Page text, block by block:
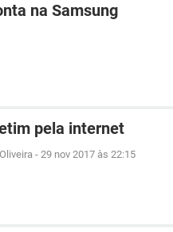
na Samsung
pela internet
- 29 nov 2017 às 22:15